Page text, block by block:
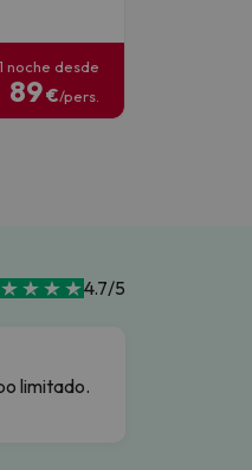
1 noche desde
89€/pers.
4.7/5
limitado.